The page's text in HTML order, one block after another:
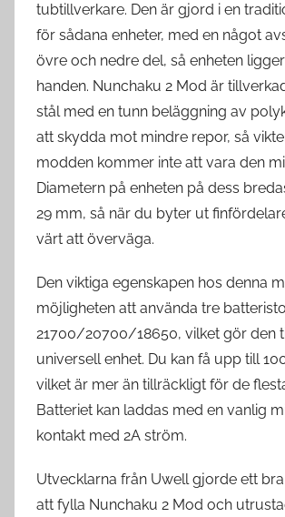
tubtillverkare. Den är gjord i en
för sådana enheter, med en något
övre och nedre del, så enheten
handen. Nunchaku 2 Mod är
stål med en tunn beläggning av
att skydda mot mindre repor, så
modden kommer inte att vara den
Diametern på enheten på dess
29 mm, så när du byter ut
värt att överväga.
Den viktiga egenskapen hos denna
möjligheten att använda tre
21700/20700/18650, vilket gör den
universell enhet. Du kan få upp till
vilket är mer än tillräckligt för de
Batteriet kan laddas med en vanlig
kontakt med 2A ström.
Utvecklarna från Uwell gjorde ett
att fylla Nunchaku 2 Mod och